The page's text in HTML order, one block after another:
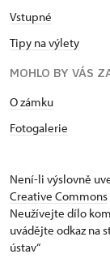
Vstupné
Tipy na výlety
MOHLO BY VÁS
O zámku
Fotogalerie
Není-li výslovně
Creative Commons
Neužívejte dílo
uvádějte odkaz na
ústav“